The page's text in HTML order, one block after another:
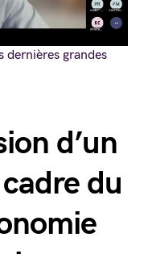
d’un
du
dernières grandes